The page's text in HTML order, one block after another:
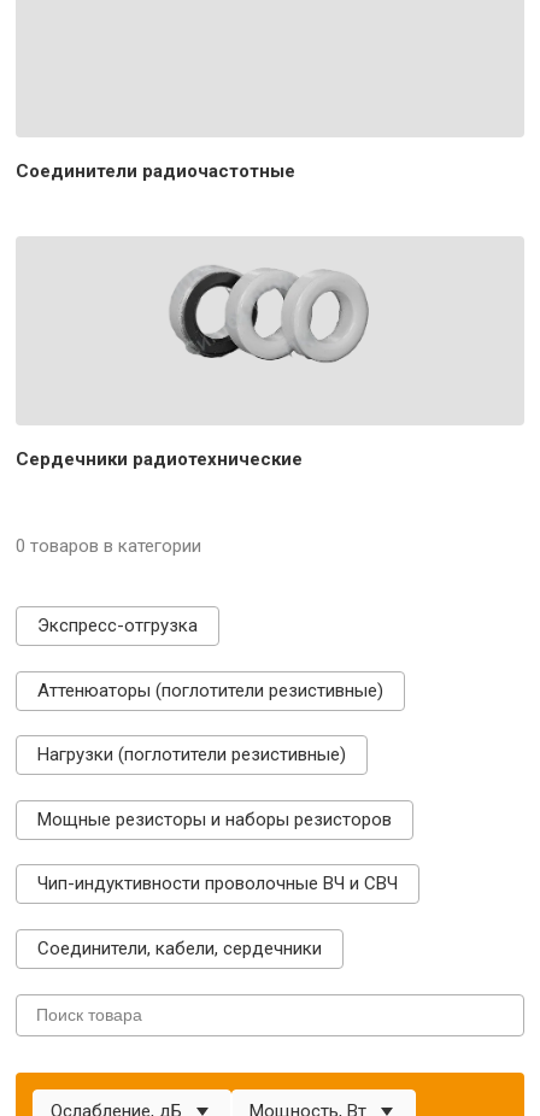
Соединители радиочастотные
Сердечники радиотехнические
0 товаров в категории
Экспресс-отгрузка
Аттенюаторы (поглотители резистивные)
Нагрузки (поглотители резистивные)
Мощные резисторы и наборы резисторов
Чип-индуктивности проволочные ВЧ и СВЧ
Соединители, кабели, сердечники
Ослабление, дБ Мощность, Вт